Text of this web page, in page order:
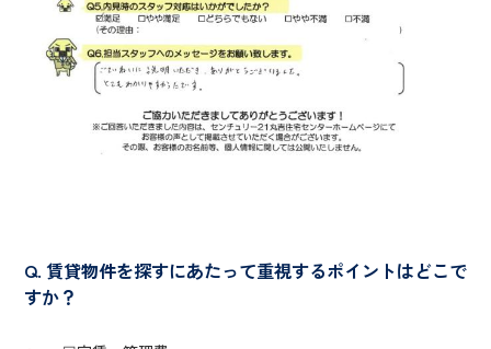
賃貸物件を探すにあたって重視するポイントはどこで
すか？